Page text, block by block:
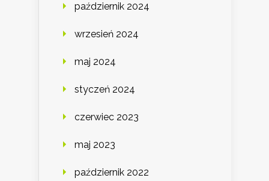
październik 2024
wrzesień 2024
maj 2024
styczeń 2024
czerwiec 2023
maj 2023
październik 2022